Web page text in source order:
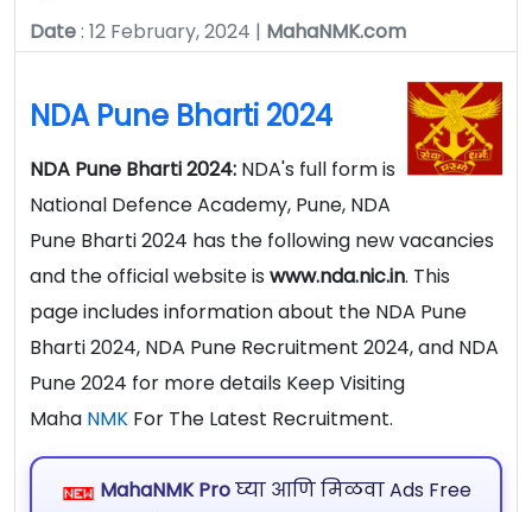
Date: 12 February, 2024 | MahaNMK.com
NDA Pune Bharti 2024
NDA Pune Bharti 2024: NDA's full form is
National Defence Academy, Pune, NDA
Pune Bharti 2024 has the following new vacancies
and the official website is www.nda.nic.in. This
page includes information about the NDA Pune
Bharti 2024, NDA Pune Recruitment 2024, and NDA
Pune 2024 for more details Keep Visiting
Maha NMK For The Latest Recruitment.
MahaNMK Proघ्या आणि मिळवा Ads Free